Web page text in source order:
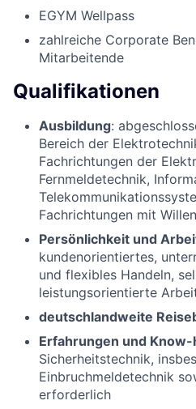
EGYM Wellpass
zahlreiche Corporate
Mitarbeitende
Qualifikationen
Ausbildung:
Bereich der
Fachrichtungen der
Fernmeldetechnik,
Fachrichtungen mit
Persönlichkeit und
kundenorientiertes,
und flexibles Handeln,
leistungsorientierte
deutschlandweite
Erfahrungen und Know-
Sicherheitstechnik,
Einbruchmeldetechnik
erforderlich